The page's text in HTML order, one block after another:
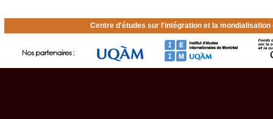
Centre d'études sur l'intégration et la mondialisation